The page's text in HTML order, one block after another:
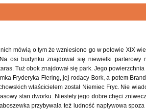
mówią o tym że wzniesiono go w połowie XIX
osi budynku znajdował się niewielki parterowy
Tuż obok znajdował się park. Jego powierzchnia
Fryderyka Fiering, jej rodacy Bork, a potem
właścicielem został Niemiec Fryc. Nie
stan dworku. Niestety jego dobre chęci
przybywała też ludność napływowa